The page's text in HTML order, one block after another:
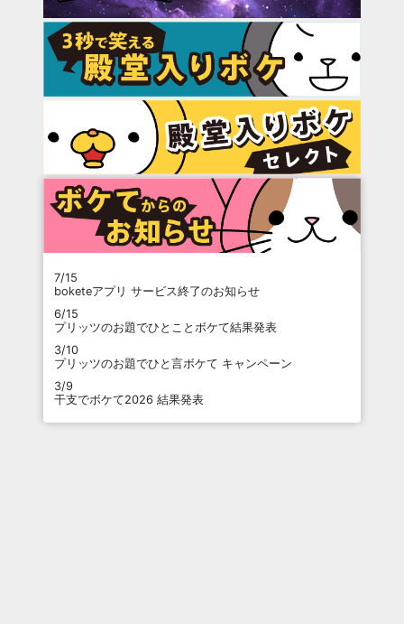
7/15
boketeアプリ サービス終了のお知らせ
6/15
プリッツのお題でひとことボケて結果発表
3/10
プリッツのお題でひと言ボケて キャンペーン
3/9
干支でボケて2026 結果発表